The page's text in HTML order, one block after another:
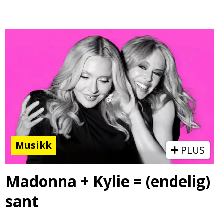
Musikk PLUS
Madonna + Kylie = (endelig)
sant